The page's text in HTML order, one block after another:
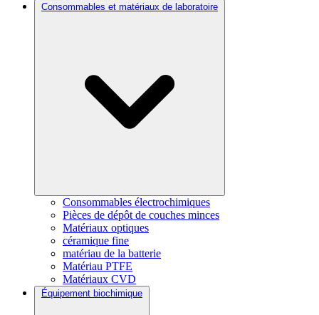
Consommables et matériaux de laboratoire
Consommables électrochimiques
Pièces de dépôt de couches minces
Matériaux optiques
céramique fine
matériau de la batterie
Matériau PTFE
Matériaux CVD
Équipement biochimique